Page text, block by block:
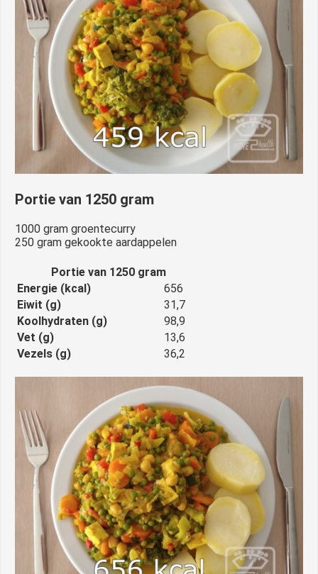
Portie van 1250 gram
1000 gram groentecurry
250 gram gekookte aardappelen
Portie van 1250 gram
Energie (kcal)
656
Eiwit (g)
31,7
Koolhydraten (g)
98,9
Vet (g)
13,6
Vezels (g)
36,2